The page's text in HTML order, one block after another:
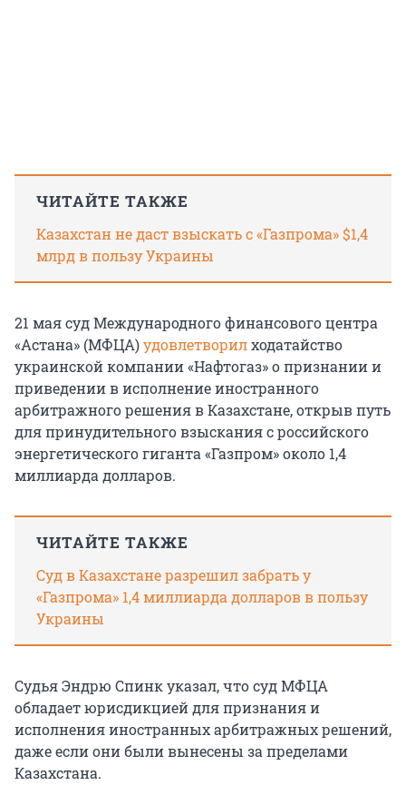
ЧИТАЙТЕ ТАКЖЕ
Казахстан не даст взыскать с «Газпрома» $1,4
млрд в пользу Украины
21 мая суд Международного финансового центра
«Астана» (МФЦА)удовлетворилходатайство
украинской компании «Нафтогаз» о признании и
приведении в исполнение иностранного
арбитражного решения в Казахстане, открыв путь
для принудительного взыскания с российского
энергетического гиганта «Газпром» около 1,4
миллиарда долларов.
ЧИТАЙТЕ ТАКЖЕ
Суд в Казахстане разрешил забрать у
«Газпрома» 1,4 миллиарда долларов в пользу
Украины
Судья Эндрю Спинк указал, что суд МФЦА
обладает юрисдикцией для признания и
исполнения иностранных арбитражных решений,
даже если они были вынесены за пределами
Казахстана.